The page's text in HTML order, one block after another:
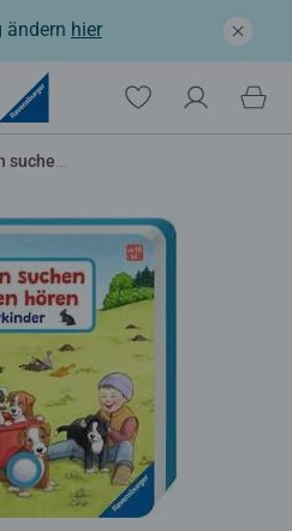
ändern hier
hören: Tierkinder